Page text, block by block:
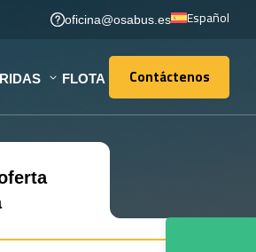
oficina@osabus.es Español
FLOTA Contáctenos
Contáctenos